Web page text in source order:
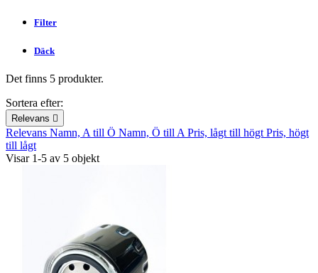
Filter
Däck
Det finns 5 produkter.
Sortera efter:
Relevans 
Relevans Namn, A till Ö Namn, Ö till APris, lågt till högtPris, högt
till lågt
Visar 1-5 av 5 objekt